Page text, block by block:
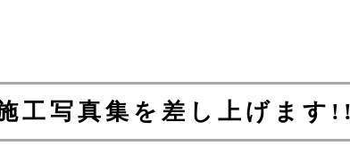
工写真集を差し上げます!!